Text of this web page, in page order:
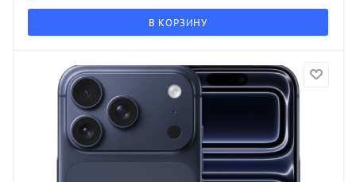
В КОРЗИНУ